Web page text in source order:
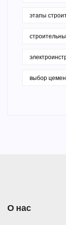
этапы
выбор
О нас